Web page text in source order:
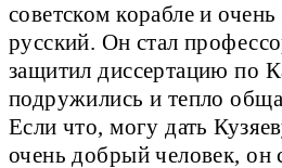
советском корабле и
русский. Он стал
защитил диссертацию по
подружились и тепло
Если что, могу дать
очень добрый человек, он